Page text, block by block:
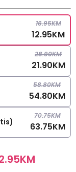
16.95KM
12.95KM
28.90KM
21.90KM
58.80KM
54.80KM
70.75KM
63.75KM
KM